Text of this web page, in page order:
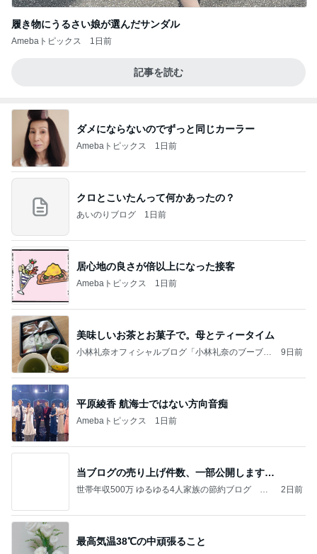
履き物にうるさい娘が選んだサンダル
Amebaトピックス 1日前
記事を読む
ダメにならないのでずっと同じカーラー
Amebaトピックス 1日前
クロとこいたんって何かあったの？
あいのりブログ 1日前
居心地の良さが倍以上になった接客
Amebaトピックス 1日前
美味しいお茶とお菓子で。母とティータイム
小林礼奈オフィシャルブログ「小林礼奈のブーブー
9日前
平原綾香 航海士ではない方向音痴
Amebaトピックス 1日前
当ブログの売り上げ件数、一部公開します…
世帯年収500万 ゆるゆる4人家族の節約ブログ 〜
2日前
最高気温38℃の中頑張ること